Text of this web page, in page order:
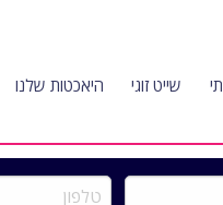
שייט זוגי היאכטות שלנו
טלפון